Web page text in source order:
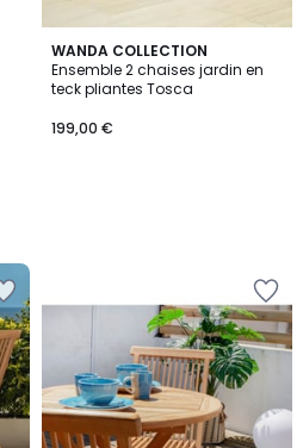
WANDA COLLECTION
Ensemble 2 chaises jardin en
teck pliantes Tosca
199,00 €